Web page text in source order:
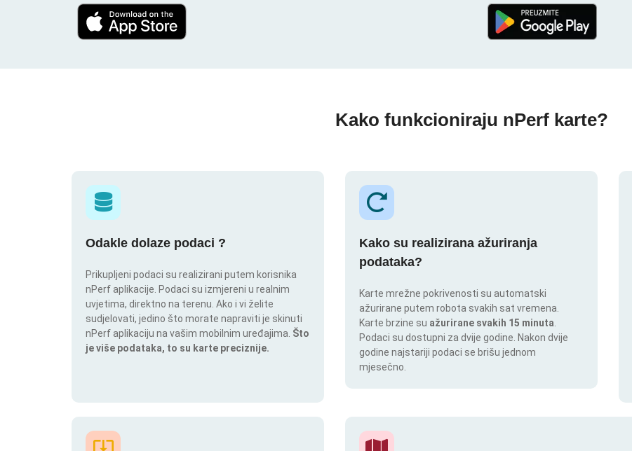
Kako funkcioniraju nPerf karte?
Odakle dolaze podaci ?
Prikupljeni podaci su realizirani putem korisnika
nPerf aplikacije. Podaci su izmjereni u realnim
uvjetima, direktno na terenu. Ako i vi želite
sudjelovati, jedino što morate napraviti je skinuti
nPerf aplikaciju na vašim mobilnim uređajima. Što
je više podataka, to su karte preciznije.
Kako su realizirana ažuriranja
podataka?
Karte mrežne pokrivenosti su automatski
ažurirane putem robota svakih sat vremena.
Karte brzine su ažurirane svakih 15 minuta
Podaci su dostupni za dvije godine. Nakon dvije
godine najstariji podaci se brišu jednom
mjesečno.